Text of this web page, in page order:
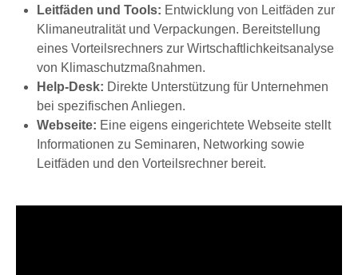
Leitfäden und Tools: Entwicklung von Leitfäden zur
Klimaneutralität und Verpackungen. Bereitstellung
eines Vorteilsrechners zur Wirtschaftlichkeitsanalyse
von Klimaschutzmaßnahmen.
Help-Desk: Direkte Unterstützung für Unternehmen
bei spezifischen Anliegen.
Webseite: Eine eigens eingerichtete Webseite stellt
Informationen zu Seminaren, Networking sowie
Leitfäden und den Vorteilsrechner bereit.